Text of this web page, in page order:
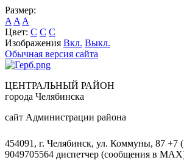
Размер:
A A A
Цвет: C C C
Изображения Вкл. Выкл.
Обычная версия сайта
ЦЕНТРАЛЬНЫЙ РАЙОН
города Челябинска
сайт Администрации района
454091, г. Челябинск, ул. Коммуны, 87 +7
9049705564 диспетчер (сообщения в